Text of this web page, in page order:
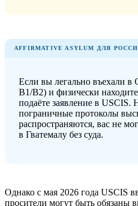
AFFIRMATIVE ASYLUM ДЛЯ
Если вы легально въехали
B1/B2) и физически
подаёте заявление в USCIS.
пограничные протоколы
распространяются, вас не
в Гватемалу без суда.
Однако с мая 2026 года USCIS
просители могут быть обязаны